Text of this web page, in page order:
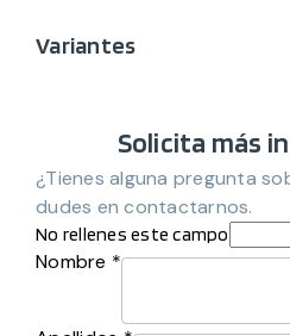
Variantes
Solicita más
¿Tienes alguna pregunta
dudes en contactarnos.
No rellenes este campo
Nombre *